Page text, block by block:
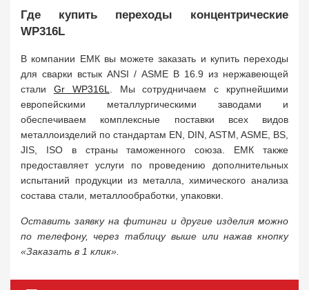
Где купить переходы концентрические
WP316L
В компании ЕМК вы можете заказать и купить переходы
для сварки встык ANSI / ASME B 16.9 из нержавеющей
стали Gr WP316L
. Мы сотрудничаем с крупнейшими
европейскими металлургическими заводами и
обеспечиваем комплексные поставки всех видов
металлоизделий по стандартам EN, DIN, ASTM, ASME, BS,
JIS, ISO в страны таможенного союза. ЕМК также
предоставляет услуги по проведению дополнительных
испытаний продукции из металла, химического анализа
состава стали, металлообработки, упаковки.
Оставить заявку на фитинги и другие изделия можно
по телефону, через таблицу выше или нажав кнопку
«Заказать в 1 клик».